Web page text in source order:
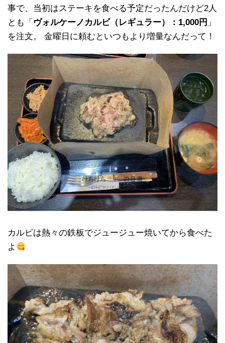
事で、当初はステーキを食べる予定だったんだけど2人
とも「 ヴォルケーノカルビ（レギュラー）：1,000円 」
を注文。 金曜日に頼むといつもより増量なんだって！
カルビは熱々の鉄板でジュージュー焼いてから食べた
よ